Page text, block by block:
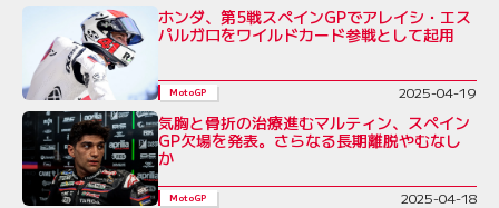
ホンダ、第5戦スペインGPでアレイシ・エス
パルガロをワイルドカード参戦として起用
MotoGP 2025-04-19
気胸と骨折の治療進むマルティン、スペイン
GP欠場を発表。さらなる長期離脱やむなし
か
MotoGP 2025-04-18